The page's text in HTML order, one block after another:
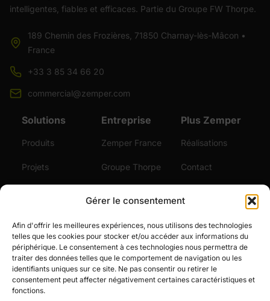
Gérer le consentement
Afin d'offrir les meilleures expériences, nous utilisons des technologies
telles que les cookies pour stocker et/ou accéder aux informations du
périphérique. Le consentement à ces technologies nous permettra de
traiter des données telles que le comportement de navigation ou les
identifiants uniques sur ce site. Ne pas consentir ou retirer le
consentement peut affecter négativement certaines caractéristiques et
fonctions.
intelligentes, fiables et efficaces. Partie du Groupe FW Thorpe.
189 Chemin des Frozières, 71850 Charnay-lès-Mâcon •
France
+33 3 85 34 66 20
commercial@zemper.com
Solutions
Produits
Projets
Entreprise
Zemper France
Groupe Thorpe
Actualités
Emploi
Plus Zemper
Réalisations
Contact